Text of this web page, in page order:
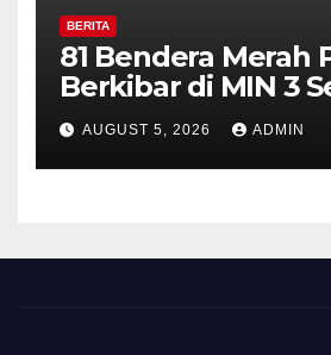
BERITA
81 Bendera Merah
Berkibar di MIN 3
Bhabinkamtibmas
Timpik Hadiri
HUT ke-81
AUGUST 5, 2026 ADMIN